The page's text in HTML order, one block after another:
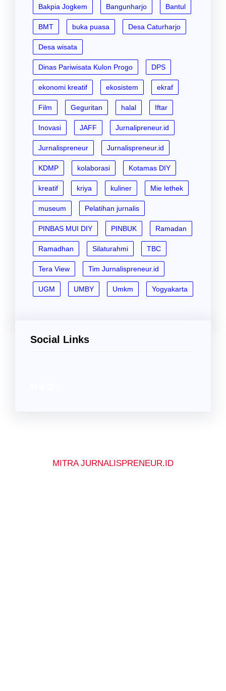
Bakpia Jogkem Bangunharjo Bantul
BMT buka puasa Desa Caturharjo
Desa wisata
Dinas Pariwisata Kulon Progo DPS
ekonomi kreatif ekosistem ekraf
Film Geguritan halal Iftar
Inovasi JAFF Jurnalipreneur.id
Jurnalispreneur Jurnalispreneur.id
KDMP kolaborasi Kotamas DIY
kreatif kriya kuliner Mie lethek
museum Pelatihan jurnalis
PINBAS MUI DIY PINBUK Ramadan
Ramadhan Silaturahmi TBC
Tera View Tim Jurnalispreneur.id
UGM UMBY Umkm Yogyakarta
Social Links
MITRA JURNALISPRENEUR.ID